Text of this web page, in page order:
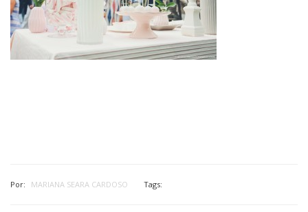
Por: MARIANA SEARA CARDOSO Tags: